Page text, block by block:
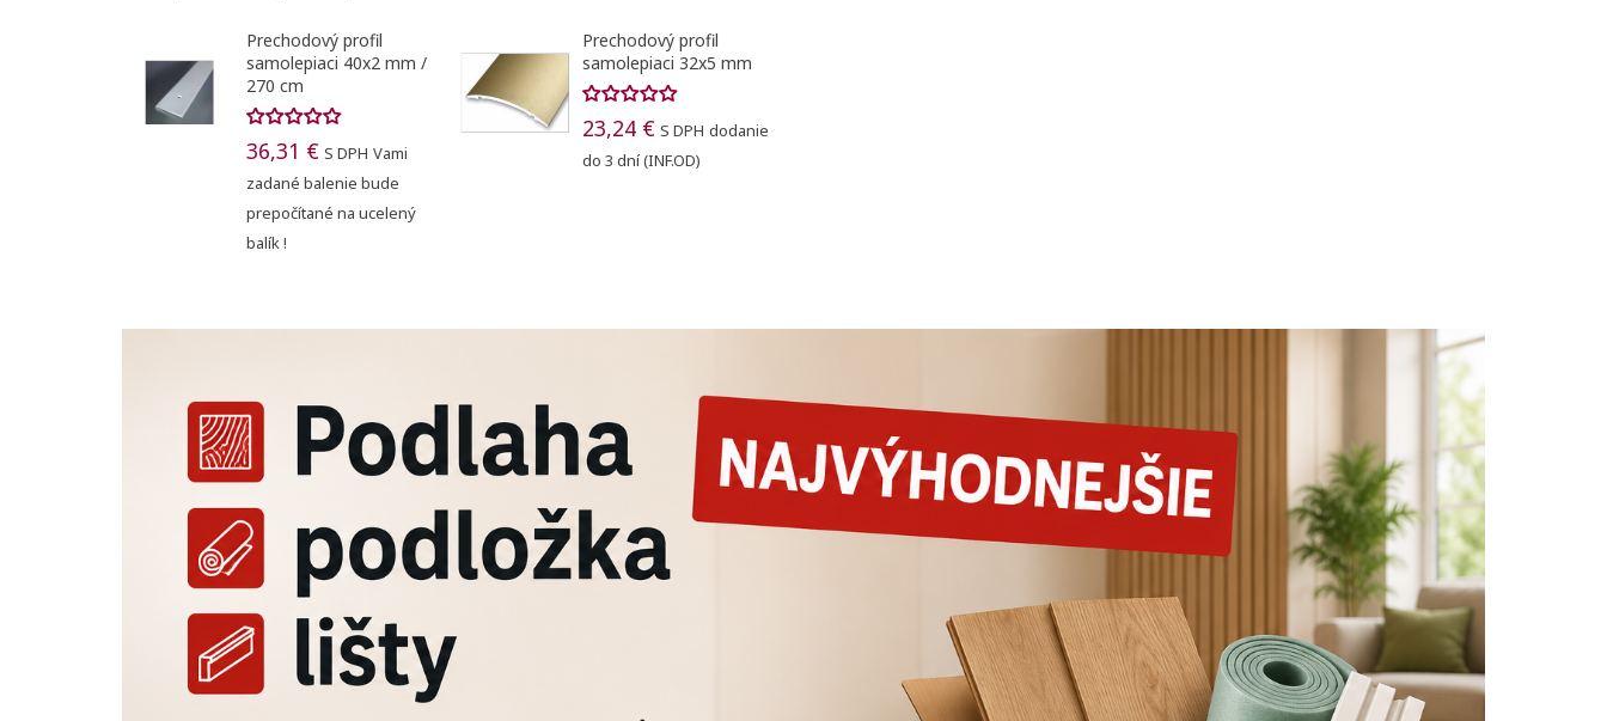
Prechodový profil
samolepiaci 40x2 mm /
270 cm
36,31 € S DPH Vami
zadané balenie bude
prepočítané na ucelený
balík !
Prechodový profil
samolepiaci 32x5 mm
23,24 € S DPH dodanie
do 3 dní (INF.OD)